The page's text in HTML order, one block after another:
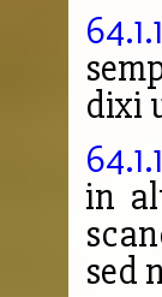
dixi
in
sed